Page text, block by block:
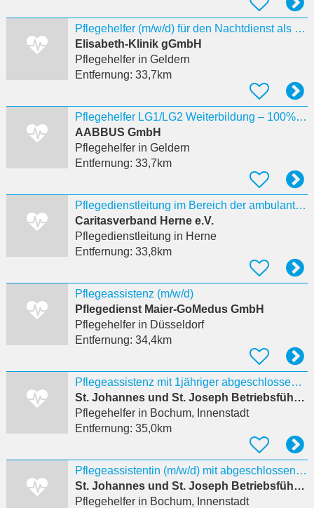
Pflegehelfer (m/w/d) für den Nachtdienst als Dauernachtwache in Teilzeit mit 50%
Elisabeth-Klinik gGmbH
Pflegehelferin Geldern
Entfernung: 33,7km
Pflegehelfer LG1/LG2 Weiterbildung – 100% förderfähig Geldern
AABBUS GmbH
Pflegehelferin Geldern
Entfernung: 33,7km
Pflegedienstleitung im Bereich der ambulanten Pflege (Sozialstation Herne) (m/w/d) (Nr. 2627)
Caritasverband Herne e.V.
Pflegedienstleitung in Herne
Entfernung: 33,8km
Pflegeassistenz (m/w/d)
Pflegedienst Maier-GoMedus GmbH
Pflegehelferin Düsseldorf
Entfernung: 34,4km
Pflegeassistenz mit 1jähriger abgeschlossener Ausbildung
St. Johannes und St. Joseph Betriebsführungs GmbH
Pflegehelferin Bochum, Innenstadt
Entfernung: 35,0km
Pflegeassistentin (m/w/d) mit abgeschlossener Ausbildung für unser Team im St. Joseph-Stift gesucht
St. Johannes und St. Joseph Betriebsführungs GmbH
Pflegehelferin Bochum, Innenstadt